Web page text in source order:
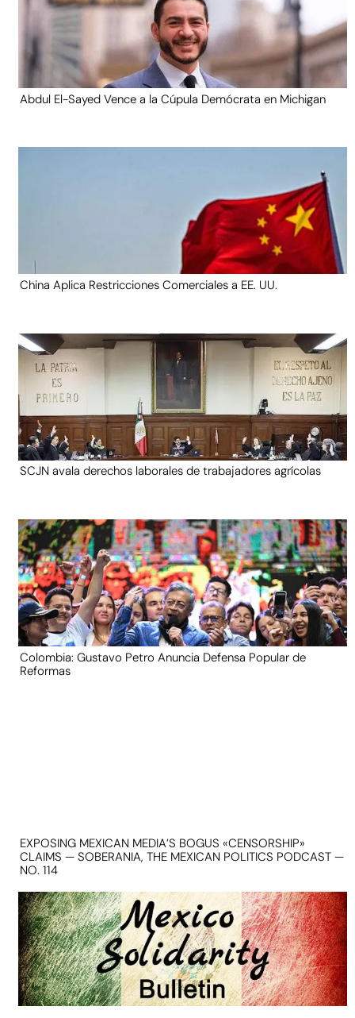
Abdul El-Sayed Vence a la Cúpula Demócrata en Michigan
China Aplica Restricciones Comerciales a EE. UU.
SCJN avala derechos laborales de trabajadores agrícolas
Colombia: Gustavo Petro Anuncia Defensa Popular de
Reformas
EXPOSING MEXICAN MEDIA’S BOGUS «CENSORSHIP»
CLAIMS — SOBERANIA, THE MEXICAN POLITICS PODCAST —
NO. 114